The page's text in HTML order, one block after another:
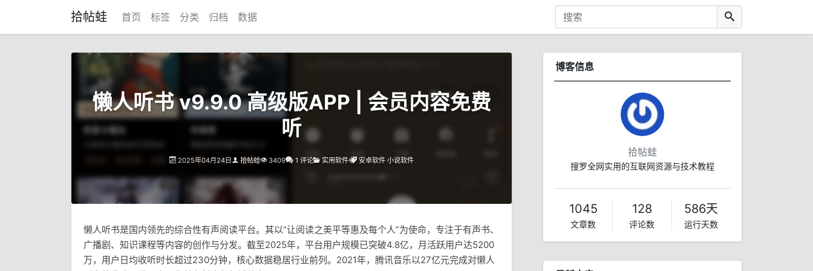
拾帖蛙 首页 标签 分类 归档 数据
懒人听书 v9.9.0 高级版APP | 会员内容免费
听
2025年04月24日 拾帖蛙 3409 1 评论 实用软件 安卓软件 小说软件
懒人听书是国内领先的综合性有声阅读平台。其以“让阅读之美平等惠及每个人”为使命，专注于有声书、
广播剧、知识课程等内容的创作与分发。截至2025年，平台用户规模已突破4.8亿，月活跃用户达5200
万，用户日均收听时长超过230分钟，核心数据稳居行业前列。2021年，腾讯音乐以27亿元完成对懒人
博客信息
拾帖蛙
搜罗全网实用的互联网资源与技术教程
1045
文章数
128
评论数
586天
运行天数